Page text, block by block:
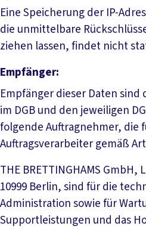
Eine Speicherung der IP-
die unmittelbare
ziehen lassen, findet nicht
Empfänger:
Empfänger dieser Daten
im DGB und den jeweiligen
folgende Auftragnehmer, die
Auftragsverarbeiter gemäß
THE BRETTINGHAMS
10999 Berlin, sind für die
Administration sowie für
Supportleistungen und das